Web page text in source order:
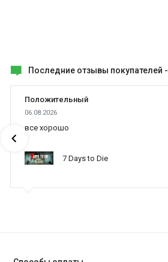
Последние отзывы покупателей -
Положительный
06.08.2026
все хорошо
7 Days to Die